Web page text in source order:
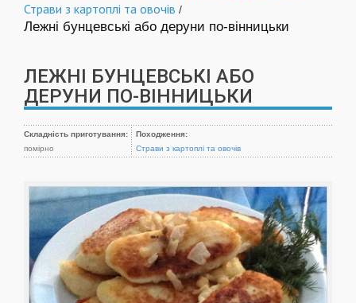
Страви з картоплі та овочів /
Лежні бунцевські або деруни по-вінницьки
ЛЕЖНІ БУНЦЕВСЬКІ АБО
ДЕРУНИ ПО-ВІННИЦЬКИ
Складність приготування:
помірно
Походження:
Страви з картоплі та овочів